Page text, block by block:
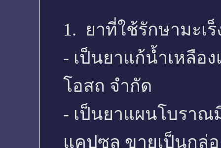
1. ยาที่ใช้รักษามะเ
- เป็นยาแก้น้ำเหลือ
โอสถ จำกัด
- เป็นยาแผนโบราณ
แคปซูล ขายเป็นกล่